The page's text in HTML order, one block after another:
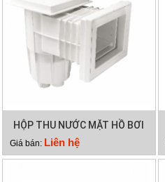
HỘP THU NƯỚC MẶT HỒ BƠI
EMAUX EM0130
Giá bán: Liên hệ